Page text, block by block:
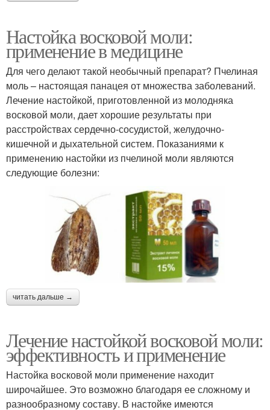
Настойка восковой моли:
применение в медицине
Для чего делают такой необычный препарат? Пчелиная
моль – настоящая панацея от множества заболеваний.
Лечение настойкой, приготовленной из молодняка
восковой моли, дает хорошие результаты при
расстройствах сердечно-сосудистой, желудочно-
кишечной и дыхательной систем. Показаниями к
применению настойки из пчелиной моли являются
следующие болезни:
читать дальше →
Лечение настойкой восковой моли:
эффективность и применение
Настойка восковой моли применение находит
широчайшее. Это возможно благодаря ее сложному и
разнообразному составу. В настойке имеются